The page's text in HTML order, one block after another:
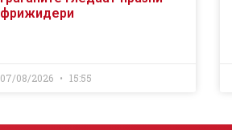
фрижидери
07/08/2026 15:55